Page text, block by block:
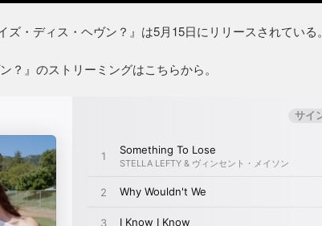
ズ・ディス・ヘヴン？』は5月15日にリリースされている。
？』のストリーミングはこちらから。